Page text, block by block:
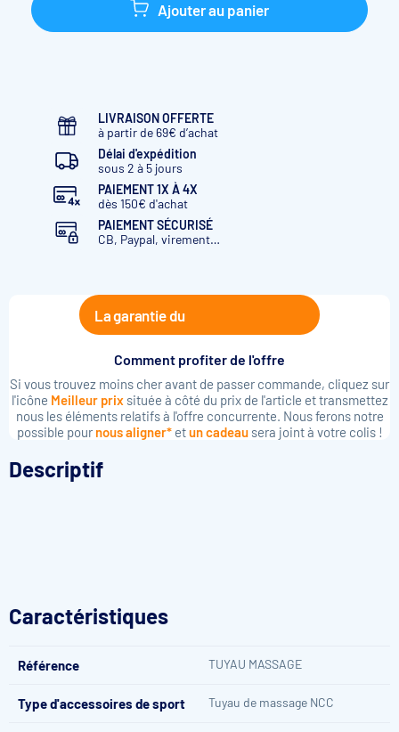
Ajouter au panier
LIVRAISON OFFERTE
à partir de 69€ d’achat
Délai d'expédition
sous 2 à 5 jours
PAIEMENT 1X À 4X
dès 150€ d'achat
PAIEMENT SÉCURISÉ
CB, Paypal, virement…
La garantie du
Comment profiter de l'offre
Si vous trouvez moins cher avant de passer commande, cliquez sur
l'icône Meilleur prixsituée à côté du prix de l'article et transmettez
nous les éléments relatifs à l'offre concurrente. Nous ferons notre
possible pour nous aligner*etun cadeausera joint à votre colis !
Descriptif
Caractéristiques
Référence TUYAU MASSAGE
Type d'accessoires de sport Tuyau de massage NCC